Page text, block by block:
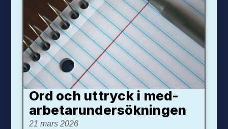
Ord och uttryck i med­­
arbetar­­under­sökningen
21 mars 2026